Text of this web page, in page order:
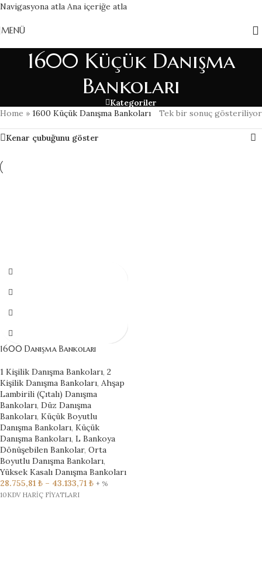
Navigasyona atla Ana içeriğe atla
MENÜ
1600 Küçük Danışma
Bankoları
Kategoriler
Home » 1600 Küçük Danışma Bankoları Tek bir sonuç gösteriliyor
Kenar çubuğunu göster
1600 Danışma Bankoları
1 Kişilik Danışma Bankoları, 2
Kişilik Danışma Bankoları, Ahşap
Lambirili (Çıtalı) Danışma
Bankoları, Düz Danışma
Bankoları, Küçük Boyutlu
Danışma Bankoları, Küçük
Danışma Bankoları, L Bankoya
Dönüşebilen Bankolar, Orta
Boyutlu Danışma Bankoları,
Yüksek Kasalı Danışma Bankoları
28.755,81 ₺ – 43.133,71 ₺ + %
10KDV HARİÇ FİYATLARI